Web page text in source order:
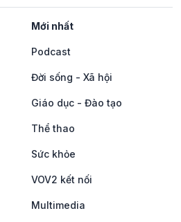
Mới nhất
Podcast
Đời sống - Xã hội
Giáo dục - Đào tạo
Thể thao
Sức khỏe
VOV2 kết nối
Multimedia